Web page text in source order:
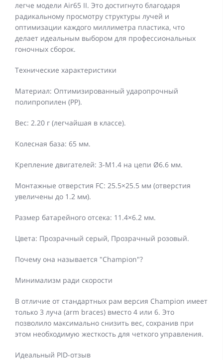
легче модели Air65 II. Это достигнуто благодаря
радикальному просмотру структуры лучей и
оптимизации каждого миллиметра пластика, что
делает идеальным выбором для профессиональных
гоночных сборок.
Технические характеристики
Материал: Оптимизированный ударопрочный
полипропилен (PP).
Вес: 2.20 г (легчайшая в классе).
Колесная база: 65 мм.
Крепление двигателей: 3-M1.4 на цепи Ø6.6 мм.
Монтажные отверстия FC: 25.5×25.5 мм (отверстия
увеличены до 1.2 мм).
Размер батарейного отсека: 11.4×6.2 мм.
Цвета: Прозрачный серый, Прозрачный розовый.
Почему она называется "Champion"?
Минимализм ради скорости
В отличие от стандартных рам версия Champion имеет
только 3 луча (arm braces) вместо 4 или 6. Это
позволило максимально снизить вес, сохранив при
этом необходимую жесткость для четкого управления.
Идеальный PID-отзыв